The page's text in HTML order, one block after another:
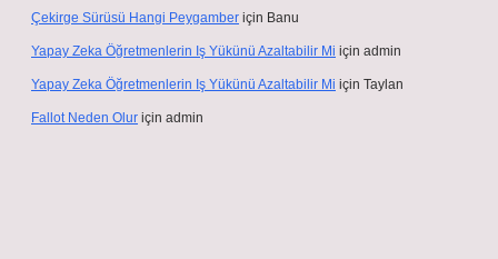
Çekirge Sürüsü Hangi Peygamber için Banu
Yapay Zeka Öğretmenlerin Iş Yükünü Azaltabilir Mi için admin
Yapay Zeka Öğretmenlerin Iş Yükünü Azaltabilir Mi için Taylan
Fallot Neden Olur için admin